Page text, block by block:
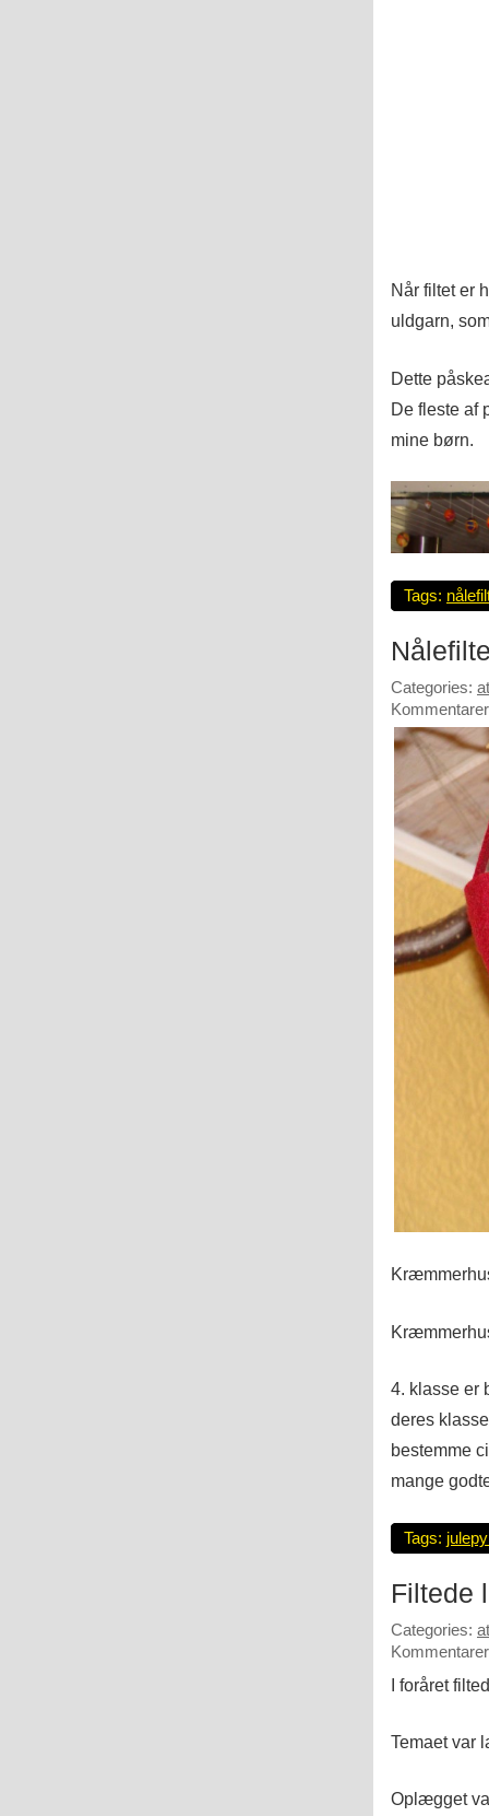
Når filtet er
uldgarn,
Dette
De fleste af
mine børn.
Tags:
Categories:
4. klasse er
deres
bestemme
mange
Tags:
Filtede
Categories:
I foråret
Temaet var
Oplægget